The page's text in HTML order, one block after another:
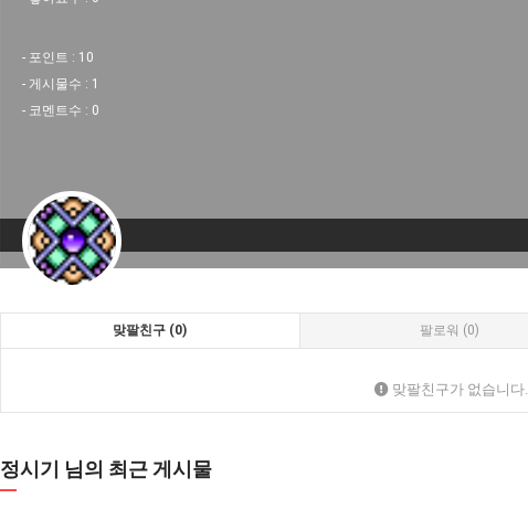
- 포인트 : 10
- 게시물수 : 1
- 코멘트수 : 0
맞팔친구 (0) 팔로워 (0)
맞팔친구가 없습니다.
정시기 님의 최근 게시물